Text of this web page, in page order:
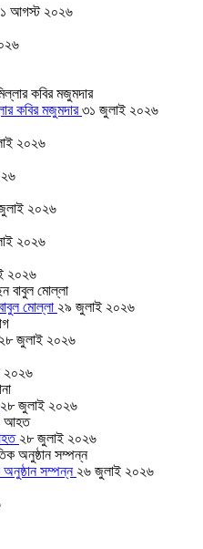
আগস্ট ২০২৬
কবির মজুমদার৩১ জুলাই ২০২৬
২০২৬
২০২৬
২০২৬
২০২৬
মোল্লা ২৯ জুলাই ২০২৬
২৮ জুলাই ২০২৬
২০২৬
২৮ জুলাই ২০২৬
২৮ জুলাই ২০২৬
অনুষ্ঠান সম্পন্ন ২৬ জুলাই ২০২৬